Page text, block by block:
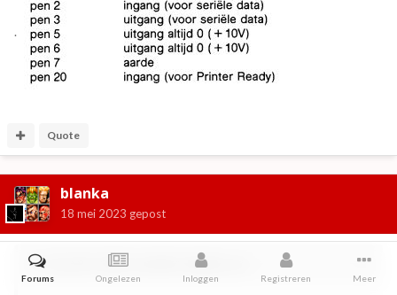
.
Quote
blanka
18 mei 2023 gepost
Op 18-5-2023 om 08:51, Bekkie
Forums Ongelezen Inloggen Registreren Meer